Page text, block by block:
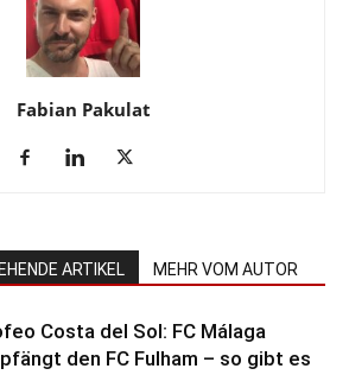
Fabian Pakulat
ARTIKEL MEHR VOM AUTOR
Costa del Sol: FC Málaga
den FC Fulham – so gibt es